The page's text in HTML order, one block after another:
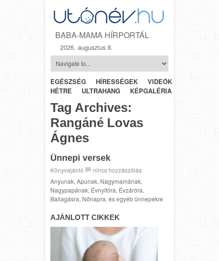
BABA-MAMA HÍRPORTÁL
2026. augusztus 8.
EGÉSZSÉG HÍRESSÉGEK VIDEÓK
HÉTRŐL-
HÉTRE
ULTRAHANG KÉPGALÉRIA
Tag Archives:
Rangáné Lovas
Ágnes
Ünnepi versek
Könyvajánló
nincs hozzászólás
Anyunak, Apunak, Nagymamának,
Nagypapának, Évnyitóra, Évzáróra,
Ballagásra, Nőnapra, és egyéb ünnepekre
AJÁNLOTT CIKKEK